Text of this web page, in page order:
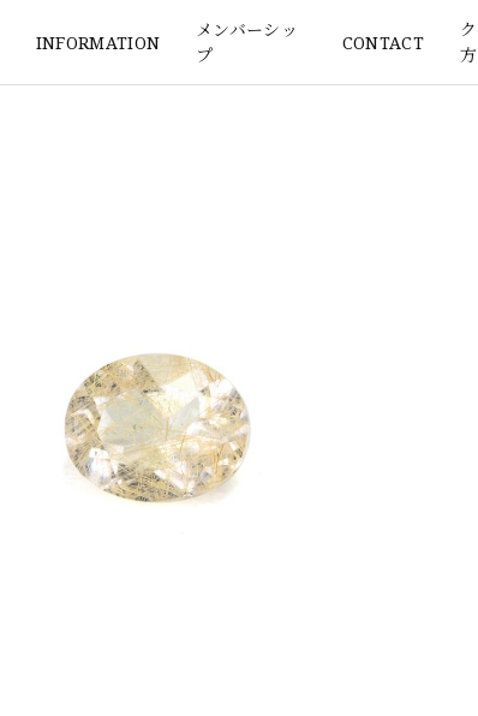
INFORMATION
メンバーシッ
プ
CONTACT
方